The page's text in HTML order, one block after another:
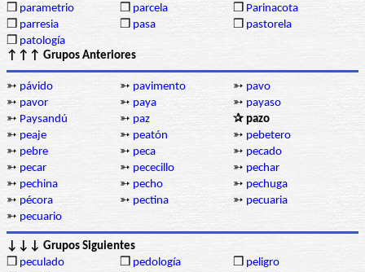
❒ parametrio ❒ parcela ❒ Parinacota
❒ parresia ❒ pasa ❒ pastorela
❒ patología
↑↑↑ Grupos Anteriores
➳ pávido ➳ pavimento ➳ pavo
➳ pavor ➳ paya ➳ payaso
➳ Paysandú ➳ paz
✰ pazo
➳ peaje ➳ peatón ➳ pebetero
➳ pebre ➳ peca ➳ pecado
➳ pecar ➳ pececillo ➳ pechar
➳ pechina ➳ pecho ➳ pechuga
➳ pécora ➳ pectina ➳ pecuaria
➳ pecuario
↓↓↓ Grupos Siguientes
❒ peculado ❒ pedología ❒ peligro